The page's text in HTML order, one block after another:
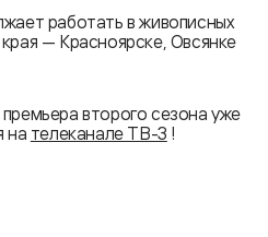
работать в живописных
— Красноярске, Овсянке
второго сезона уже
на телеканале ТВ-3 !